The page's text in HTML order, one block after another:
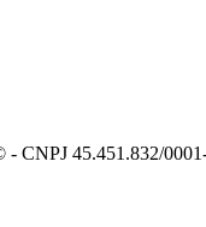
CNPJ 45.451.832/